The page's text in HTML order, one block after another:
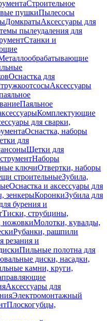
Строительное
пушкиПылесосы
ДомкратыАксессуары для
пылеудаления для
Станки и
Оснастка для
Аксессуары
Паяльное
Комплектующие
для сварки,
Оснастка, наборы
для
Щетки для
Наборы
ключиОтвертки, наборы
строительныеЗубила,
Оснастка и аксессуары для
зенкерыКоронкиЗубила для
бурения и
Тиски, струбцины,
ножовкиМолотки, кувалды,
Рубанки, рашпили
резания и
Пильные полотна для
диски, насадки,
камни, круги,
Аксессуары для
Электромонтажный
Плоскогубцы,